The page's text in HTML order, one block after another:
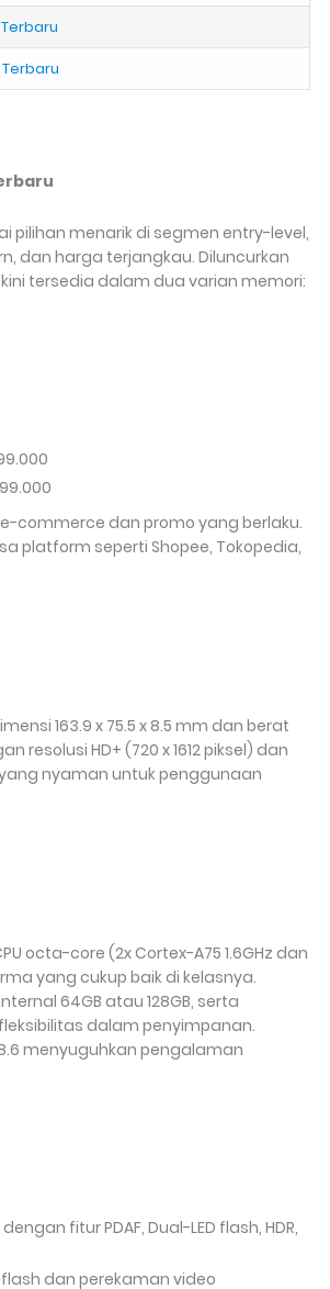
pilihan menarik di segmen entry-level,
dan harga terjangkau. Diluncurkan
tersedia dalam dua varian memori:
commerce dan promo yang berlaku.
platform seperti Shopee, Tokopedia,
163.9 x 75.5 x 8.5 mm dan berat
resolusi HD+ (720 x 1612 piksel) dan
nyaman untuk penggunaan
octa-core (2x Cortex-A75 1.6GHz dan
yang cukup baik di kelasnya.
64GB atau 128GB, serta
dalam penyimpanan.
menyuguhkan pengalaman
fitur PDAF, Dual-LED flash, HDR,
flash dan perekaman video